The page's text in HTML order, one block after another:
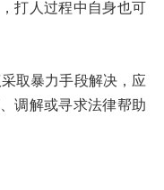
打人过程中自身也可
暴力手段解决，应
调解或寻求法律帮助